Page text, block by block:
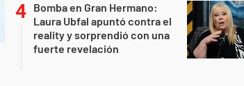
Bomba en Gran Hermano:
Laura Ubfal apuntó contra el
reality y sorprendió con una
fuerte revelación